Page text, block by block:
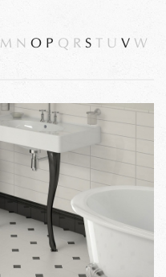
M N O P Q R S U V W